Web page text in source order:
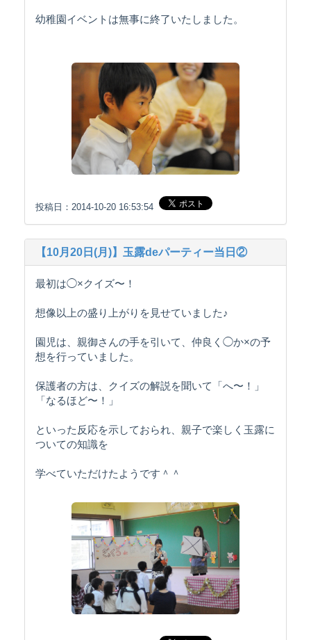
幼稚園イベントは無事に終了いたしました。
投稿日：2014-10-20 16:53:54
【10月20日(月)】玉露deパーティー当日②
最初は◯×クイズ〜！
想像以上の盛り上がりを見せていました♪
園児は、親御さんの手を引いて、仲良く◯か×の予
想を行っていました。
保護者の方は、クイズの解説を聞いて「へ〜！」
「なるほど〜！」
といった反応を示しておられ、親子で楽しく玉露に
ついての知識を
学べていただけたようです＾＾